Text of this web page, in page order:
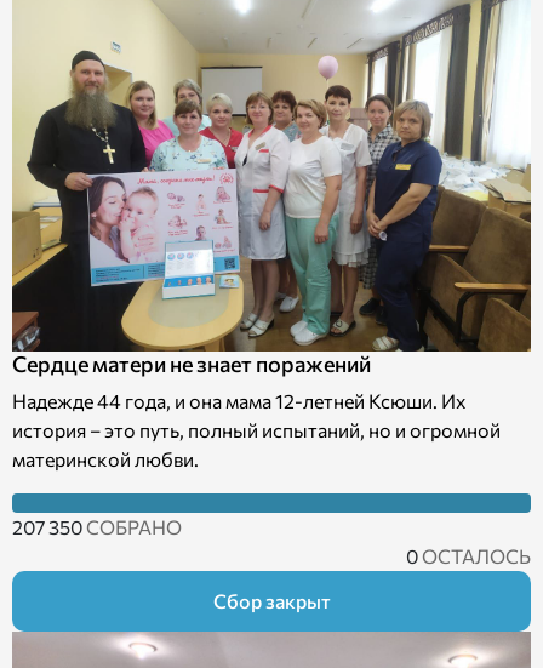
Сердце матери не знает поражений
Надежде 44 года, и она мама 12-летней Ксюши. Их
история – это путь, полный испытаний, но и огромной
материнской любви.
207 350СОБРАНО
0ОСТАЛОСЬ
Сбор закрыт